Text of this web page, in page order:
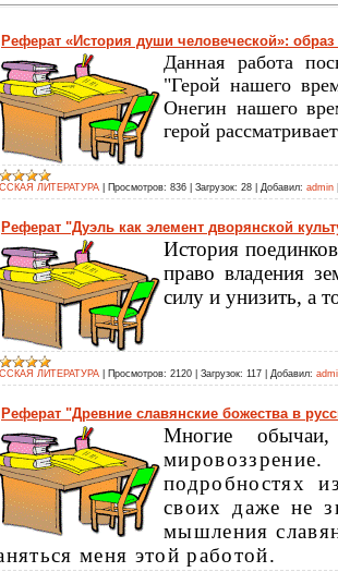
Реферат «История души человеческой»:
Данная работа
"Герой нашего
Онегин нашего
герой
ЛИТЕРАТУРА Просмотров: 836 Загрузок: 28 Добавил: admin
Реферат "Дуэль как элемент дворянской
История
право владения
силу и унизить, а
ЛИТЕРАТУРА Просмотров: 2120 Загрузок: 117 Добавил:
Реферат "Древние славянские божества в
Многие
подробностях
своих даже не
мышления
меня этой работой.